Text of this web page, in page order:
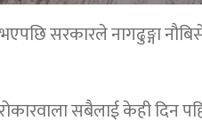
नभएपछि सरकारले नागढुङ्गा
सबैलाई केही दिन